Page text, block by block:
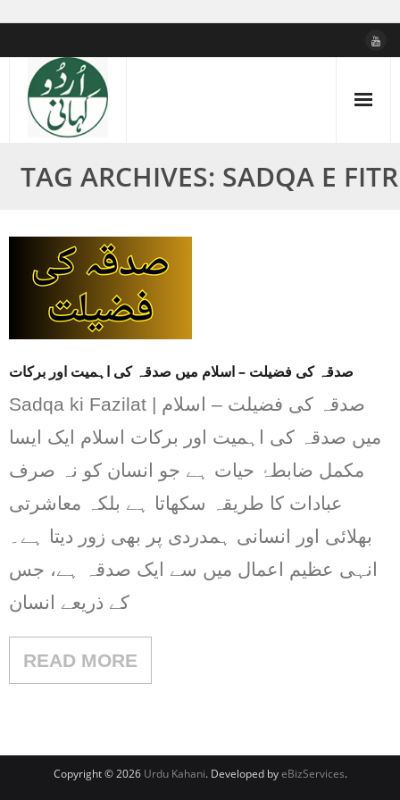
content
TAG ARCHIVES: SADQA E FITR
صدقہ کی فضیلت – اسلام میں صدقہ کی اہمیت اور برکات
Sadqa ki Fazilat | صدقہ کی فضیلت – اسلام
میں صدقہ کی اہمیت اور برکات اسلام ایک ایسا
مکمل ضابطۂ حیات ہے جو انسان کو نہ صرف
عبادات کا طریقہ سکھاتا ہے بلکہ معاشرتی
بھلائی اور انسانی ہمدردی پر بھی زور دیتا ہے۔
انہی عظیم اعمال میں سے ایک صدقہ ہے، جس
کے ذریعے انسان
READ MORE
Copyright © 2026 Urdu Kahani. Developed byeBizServices.